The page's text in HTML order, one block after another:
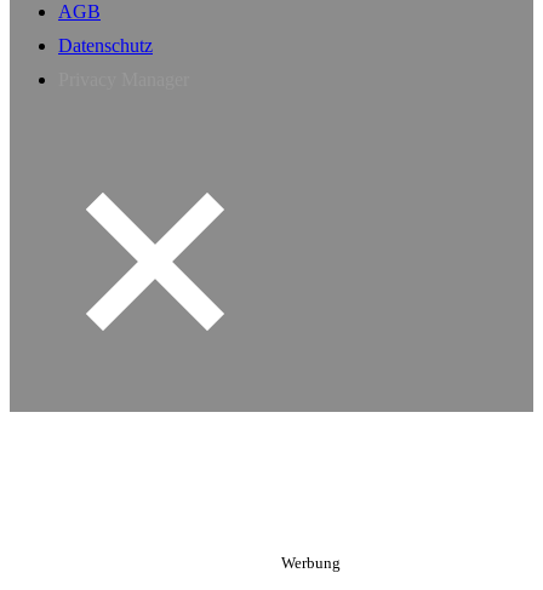
AGB
Datenschutz